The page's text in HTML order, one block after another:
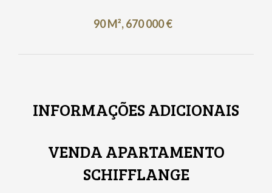
90 M², 670 000 €
INFORMAÇÕES ADICIONAIS
VENDA APARTAMENTO
SCHIFFLANGE